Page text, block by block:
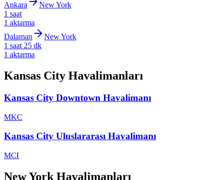
Ankara
New York
1 saat
1 aktarma
Dalaman
New York
1 saat 25 dk
1 aktarma
Kansas City Havalimanları
Kansas City Downtown Havalimanı
MKC
Kansas City Uluslararası Havalimanı
MCI
New York Havalimanları